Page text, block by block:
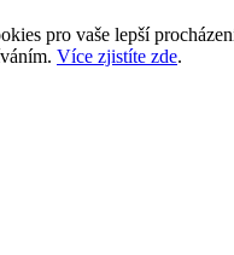
pro vaše lepší
Více zjistíte zde.